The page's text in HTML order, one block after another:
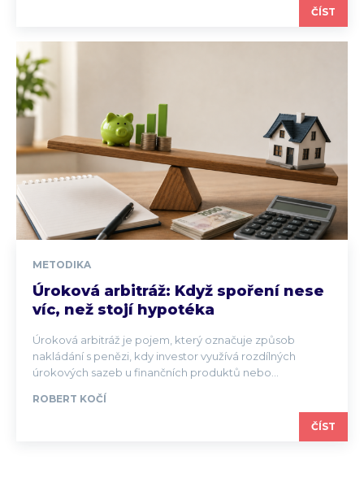
ČÍST
METODIKA
Úroková arbitráž: Když spoření nese
víc, než stojí hypotéka
Úroková arbitráž je pojem, který označuje způsob
nakládání s penězi, kdy investor využívá rozdílných
úrokových sazeb u finančních produktů nebo...
ROBERT KOČÍ
ČÍST